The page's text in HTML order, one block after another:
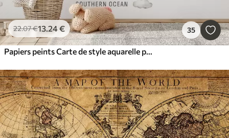
22.07€13.24€ 35
Papiers peints Carte de style aquarelle pour enfants avec des animaux et des montgolfières. En anglais. Couleur beige.